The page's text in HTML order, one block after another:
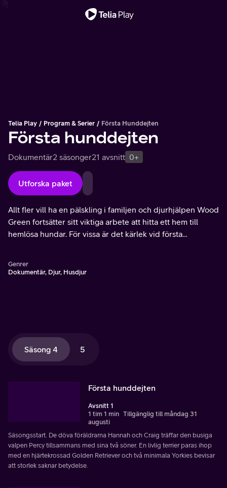
Telia Play Program & Serier Första Hunddejten
Första hunddejten
Dokumentär2 säsonger21 avsnitt 0+
Utforska paket
Allt fler vill ha en pälskling i familjen och djurhjälpen Wood
Green fortsätter sitt viktiga arbete att hitta ett hem till
hemlösa hundar. För vissa är det kärlek vid första
Genrer
Dokumentär, Djur, Husdjur
Säsong 4 5
Första hunddejten
Avsnitt 1
1 tim 1 min Tillgänglig till måndag 31
augusti
Säsongsstart. De döva föräldrarna Hannah och Craig träffar den busiga
valpen Percy tillsammans med sina två söner. En livlig terrier paras ihop
med en hjärtekrossad Golden Retriever och två minimala Yorkies bevisar
att storlek saknar betydelse.